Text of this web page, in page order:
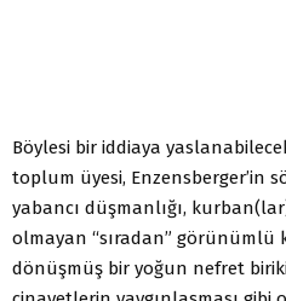
Böylesi bir iddiaya
toplum üyesi, Enzensberger’in
yabancı düşmanlığı,
olmayan “sıradan” görünümlü
dönüşmüş bir yoğun nefret